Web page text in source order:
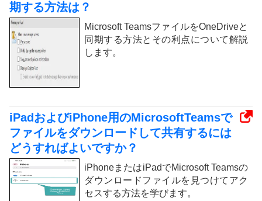
期する方法は？
Microsoft TeamsファイルをOneDriveと
同期する方法とその利点について解説
します。
iPadおよびiPhone用のMicrosoftTeamsで
ファイルをダウンロードして共有するには
どうすればよいですか？
iPhoneまたはiPadでMicrosoft Teamsの
ダウンロードファイルを見つけてアク
セスする方法を学びます。